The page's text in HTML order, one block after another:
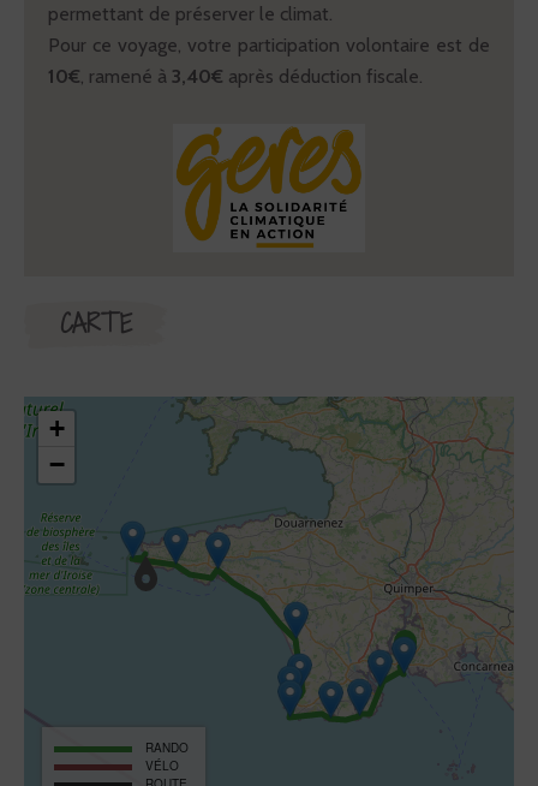
permettant de préserver le climat.
Pour ce voyage, votre participation volontaire est de
10€, ramené à 3,40€ après déduction fiscale.
CARTE
RANDO
VÉLO
+
−